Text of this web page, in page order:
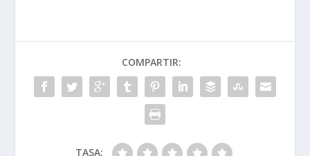
COMPARTIR:
TASA: